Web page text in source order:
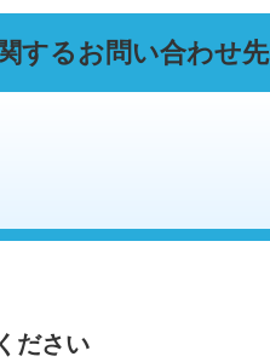
するお問い合わせ先
ださい